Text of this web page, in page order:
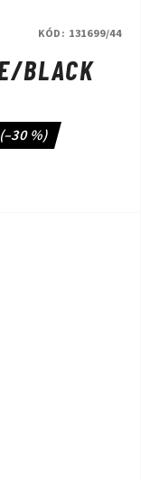
BLACK
(–30 %)
KÓD: 131699/44